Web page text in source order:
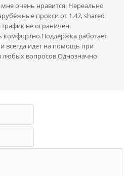
очень нравится. Нереально
прокси от 1.47, shared
трафик не ограничен.
комфортно.Поддержка работает
всегда идет на помощь при
любых вопросов.Однозначно